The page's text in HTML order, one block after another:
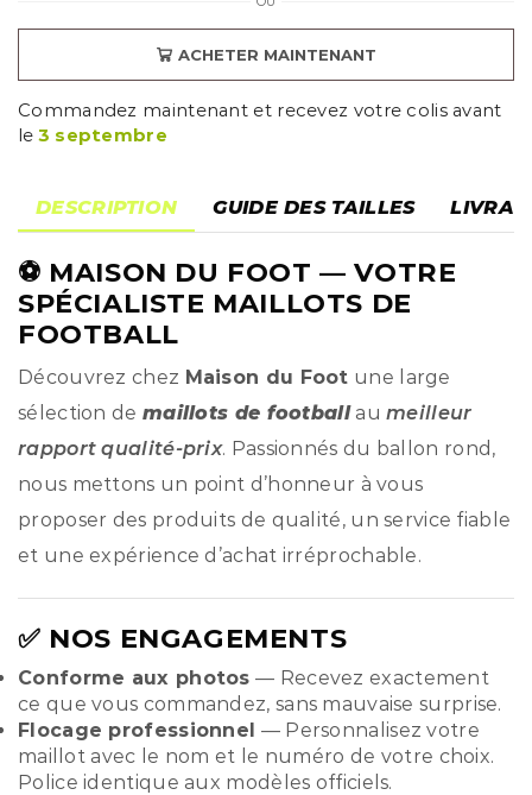
ACHETER MAINTENANT
Commandez maintenant et recevez votre colis avant
le 3 septembre
DESCRIPTION GUIDE DES TAILLES
⚽ MAISON DU FOOT — VOTRE
SPÉCIALISTE MAILLOTS DE
FOOTBALL
Découvrez chez Maison du Foot une large
sélection de maillots de footballaumeilleur
rapport qualité-prix. Passionnés du ballon rond,
nous mettons un point d’honneur à vous
proposer des produits de qualité, un service fiable
et une expérience d’achat irréprochable.
✅ NOS ENGAGEMENTS
Conforme aux photos — Recevez exactement
ce que vous commandez, sans mauvaise surprise.
Flocage professionnel — Personnalisez votre
maillot avec le nom et le numéro de votre choix.
Police identique aux modèles officiels.